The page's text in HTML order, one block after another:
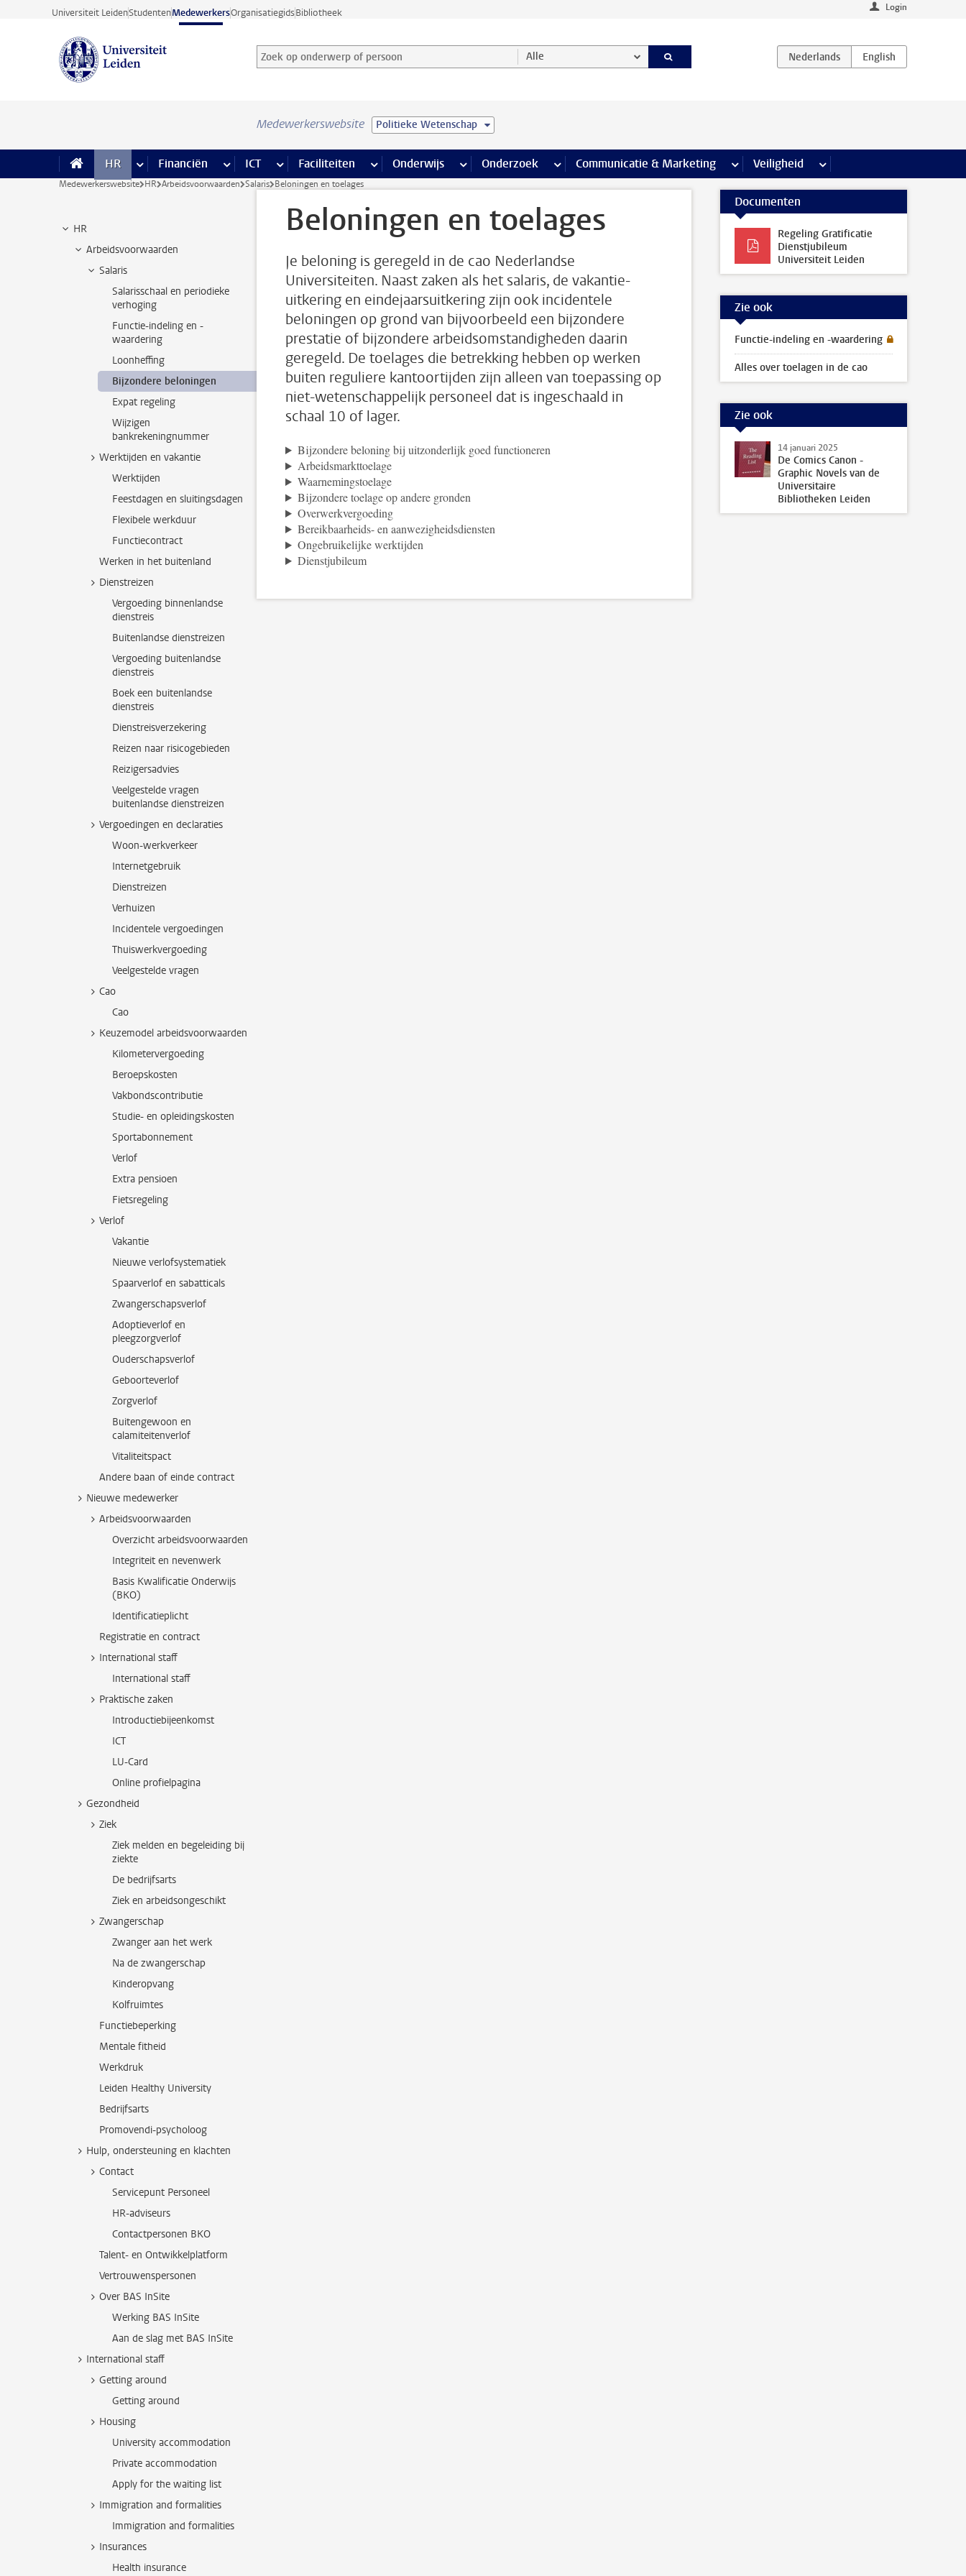
Ga direct naar de inhoud
Universiteit LeidenStudentenMedewerkersOrganisatiegidsBibliotheek Login
Zoek op onderwerp of persoon en selecteer categorie
Zoekterm Alle
Medewerkerswebsite Politieke Wetenschap
HR meer HR pagina’s
Financiën meer Financiën pagina’s
ICT meer ICT pagina’s
Faciliteiten meer Faciliteiten pagina’s
Onderwijs meer Onderwijs pagina’s
Onderzoek meer Onderzoek pagina’s
Communicatie & Marketing meer Communicatie & Marketing pagina’s
Veiligheid meer Veiligheid pagina’s
Medewerkerswebsite HR Arbeidsvoorwaarden Salaris Beloningen en toelages
HR
Arbeidsvoorwaarden
Salaris
Salarisschaal en periodieke
verhoging
Functie-indeling en -
waardering
Loonheffing
Bijzondere beloningen
Expat regeling
Wijzigen
bankrekeningnummer
Werktijden en vakantie
Werktijden
Feestdagen en sluitingsdagen
Flexibele werkduur
Functiecontract
Werken in het buitenland
Dienstreizen
Vergoeding binnenlandse
dienstreis
Buitenlandse dienstreizen
Vergoeding buitenlandse
dienstreis
Boek een buitenlandse
dienstreis
Dienstreisverzekering
Reizen naar risicogebieden
Reizigersadvies
Veelgestelde vragen
buitenlandse dienstreizen
Vergoedingen en declaraties
Woon-werkverkeer
Internetgebruik
Dienstreizen
Verhuizen
Incidentele vergoedingen
Thuiswerkvergoeding
Veelgestelde vragen
Cao
Cao
Keuzemodel arbeidsvoorwaarden
Kilometervergoeding
Beroepskosten
Vakbondscontributie
Studie- en opleidingskosten
Sportabonnement
Verlof
Extra pensioen
Fietsregeling
Verlof
Vakantie
Nieuwe verlofsystematiek
Spaarverlof en sabatticals
Zwangerschapsverlof
Adoptieverlof en
pleegzorgverlof
Ouderschapsverlof
Geboorteverlof
Zorgverlof
Buitengewoon en
calamiteitenverlof
Vitaliteitspact
Andere baan of einde contract
Nieuwe medewerker
Arbeidsvoorwaarden
Overzicht arbeidsvoorwaarden
Integriteit en nevenwerk
Basis Kwalificatie Onderwijs
(BKO)
Identificatieplicht
Registratie en contract
International staff
International staff
Praktische zaken
Introductiebijeenkomst
ICT
LU-Card
Online profielpagina
Gezondheid
Ziek
Ziek melden en begeleiding bij
ziekte
De bedrijfsarts
Ziek en arbeidsongeschikt
Zwangerschap
Zwanger aan het werk
Na de zwangerschap
Kinderopvang
Kolfruimtes
Functiebeperking
Mentale fitheid
Werkdruk
Leiden Healthy University
Bedrijfsarts
Promovendi-psycholoog
Hulp, ondersteuning en klachten
Contact
Servicepunt Personeel
HR-adviseurs
Contactpersonen BKO
Talent- en Ontwikkelplatform
Vertrouwenspersonen
Over BAS InSite
Werking BAS InSite
Aan de slag met BAS InSite
International staff
Getting around
Getting around
Housing
University accommodation
Private accommodation
Apply for the waiting list
Immigration and formalities
Immigration and formalities
Insurances
Health insurance
Beloningen en toelages
Je beloning is geregeld in de cao Nederlandse
Universiteiten. Naast zaken als het salaris, de vakantie-
uitkering en eindejaarsuitkering zijn ook incidentele
beloningen op grond van bijvoorbeeld een bijzondere
prestatie of bijzondere arbeidsomstandigheden daarin
geregeld. De toelages die betrekking hebben op werken
buiten reguliere kantoortijden zijn alleen van toepassing op
niet-wetenschappelijk personeel dat is ingeschaald in
schaal 10 of lager.
Bijzondere beloning bij uitzonderlijk goed functioneren
Arbeidsmarkttoelage
Waarnemingstoelage
Bijzondere toelage op andere gronden
Overwerkvergoeding
Bereikbaarheids- en aanwezigheidsdiensten
Ongebruikelijke werktijden
Dienstjubileum
Documenten
Regeling Gratificatie
Dienstjubileum
Universiteit Leiden
Zie ook
Functie-indeling en -waardering
Alles over toelagen in de cao
Zie ook
14 januari 2025
De Comics Canon -
Graphic Novels van de
Universitaire
Bibliotheken Leiden